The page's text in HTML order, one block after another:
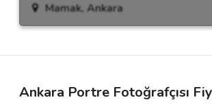
Mamak, Ankara
Ankara Portre Fotoğrafçısı